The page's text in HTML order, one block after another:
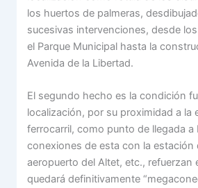
los huertos de palmeras,
sucesivas intervenciones, desde
el Parque Municipal hasta la
Avenida de la Libertad.
El segundo hecho es la condición
localización, por su proximidad a la
ferrocarril, como punto de llegada a
conexiones de esta con la estación
aeropuerto del Altet, etc., refuerzan
quedará definitivamente